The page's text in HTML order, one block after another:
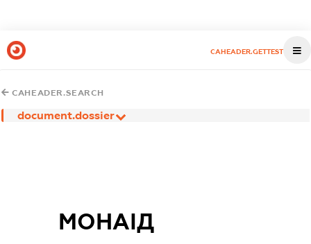
CAHEADER.GETTEST
CAHEADER.SEARCH
document.dossier
МОНАІД